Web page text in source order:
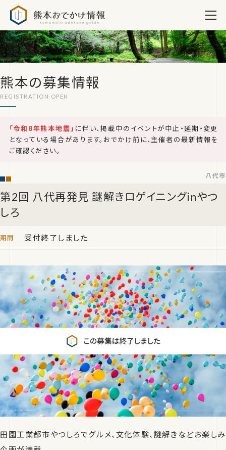
熊本の募集情報
「令和8年熊本地震」 に伴い、掲載中のイベントが中止・延期・変更
となっている場合があります。おでかけ前に、主催者の最新情報を
ご確認ください。
第2回 八代再発見 謎解きロゲイニングinやつ
しろ
八代市
受付終了しました
田園工業都市やつしろでグルメ、文化体験、謎解きなどお楽しみ